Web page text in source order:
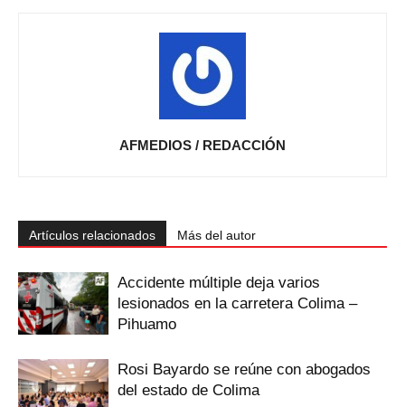
AFMEDIOS / REDACCIÓN
Artículos relacionados Más del autor
Accidente múltiple deja varios
lesionados en la carretera Colima –
Pihuamo
Rosi Bayardo se reúne con abogados
del estado de Colima